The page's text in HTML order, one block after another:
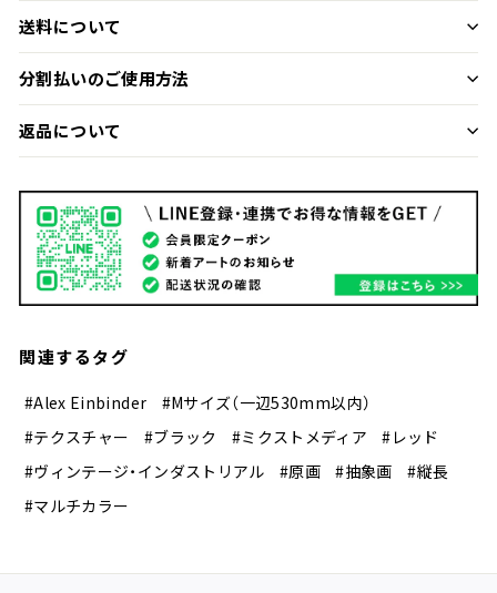
送料について
分割払いのご使用方法
返品について
関連するタグ
#Alex Einbinder
#Mサイズ（一辺530mm以内）
#テクスチャー
#ブラック #ミクストメディア
#レッド
#ヴィンテージ・インダストリアル
#原画 #抽象画
#縦長
#マルチカラー